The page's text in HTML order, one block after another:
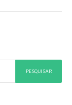
PESQUISAR